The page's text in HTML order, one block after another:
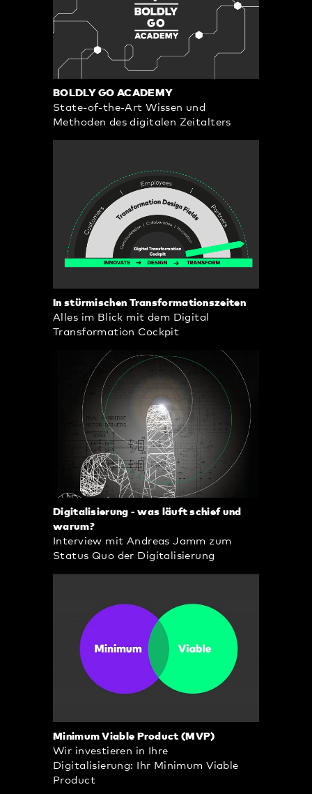
BOLDLY GO ACADEMY
State-of-the-Art Wissen und
Methoden des digitalen Zeitalters
In stürmischen Transformationszeiten
Alles im Blick mit dem Digital
Transformation Cockpit
Digitalisierung - was läuft schief und
warum?
Interview mit Andreas Jamm zum
Status Quo der Digitalisierung
Minimum Viable Product (MVP)
Wir investieren in Ihre
Digitalisierung: Ihr Minimum Viable
Product